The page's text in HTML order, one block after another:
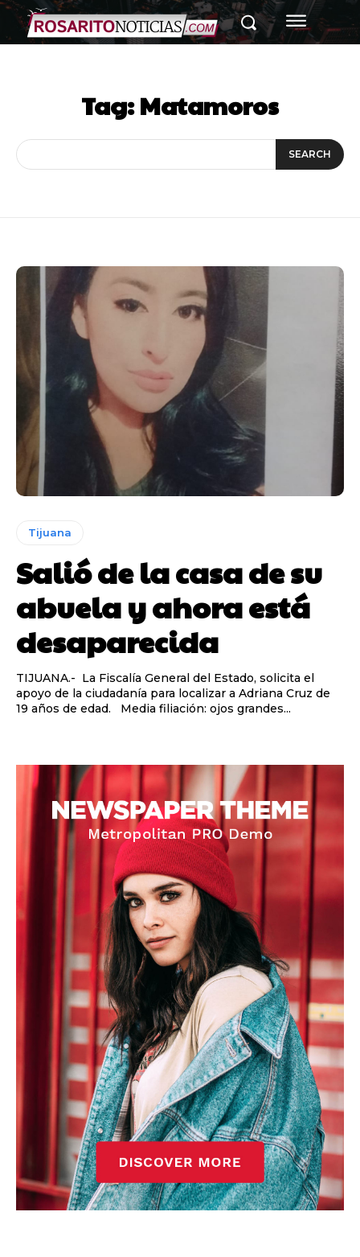
Tag:Matamoros
SEARCH
Tijuana
Salió de la casa de su
abuela y ahora está
desaparecida
TIJUANA.- La Fiscalía General del Estado, solicita el
apoyo de la ciudadanía para localizar a Adriana Cruz de
19 años de edad. Media filiación: ojos grandes...